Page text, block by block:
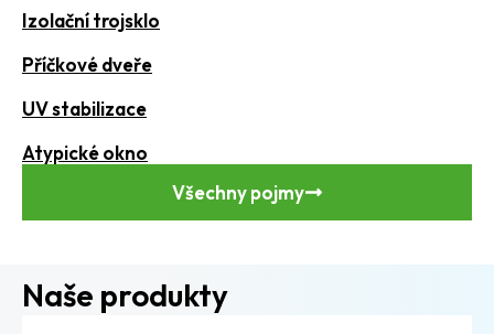
Izolační trojsklo
Příčkové dveře
UV stabilizace
Atypické okno
Všechny pojmy
Naše produkty